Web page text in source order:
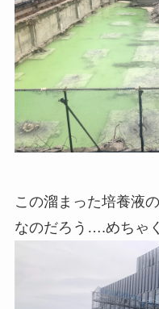
この溜まった培養液
なのだろう….めちゃ